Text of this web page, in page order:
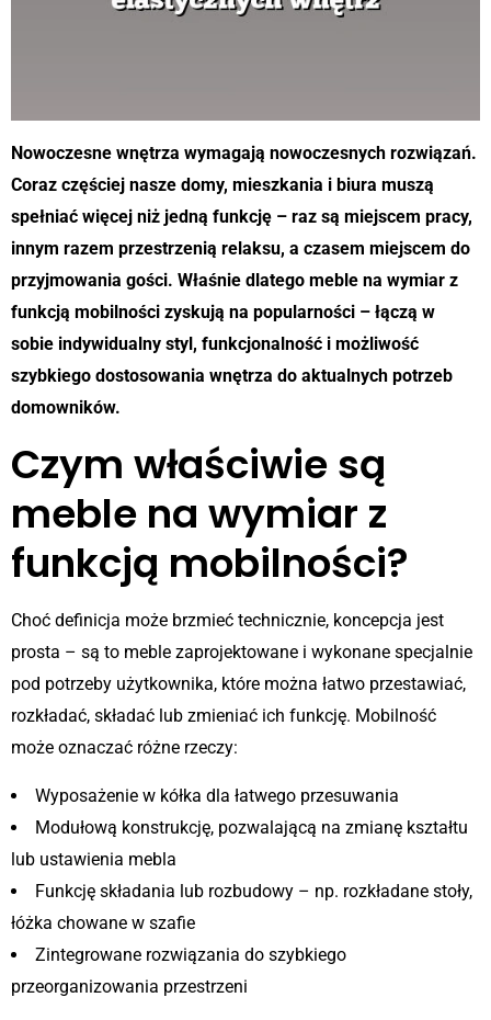
Nowoczesne wnętrza wymagają nowoczesnych rozwiązań.
Coraz częściej nasze domy, mieszkania i biura muszą
spełniać więcej niż jedną funkcję – raz są miejscem pracy,
innym razem przestrzenią relaksu, a czasem miejscem do
przyjmowania gości. Właśnie dlatego meble na wymiar z
funkcją mobilności zyskują na popularności – łączą w
sobie indywidualny styl, funkcjonalność i możliwość
szybkiego dostosowania wnętrza do aktualnych potrzeb
domowników.
Czym właściwie są
meble na wymiar z
funkcją mobilności?
Choć definicja może brzmieć technicznie, koncepcja jest
prosta – są to meble zaprojektowane i wykonane specjalnie
pod potrzeby użytkownika, które można łatwo przestawiać,
rozkładać, składać lub zmieniać ich funkcję. Mobilność
może oznaczać różne rzeczy:
Wyposażenie w kółka dla łatwego przesuwania
Modułową konstrukcję, pozwalającą na zmianę kształtu
lub ustawienia mebla
Funkcję składania lub rozbudowy – np. rozkładane stoły,
łóżka chowane w szafie
Zintegrowane rozwiązania do szybkiego
przeorganizowania przestrzeni